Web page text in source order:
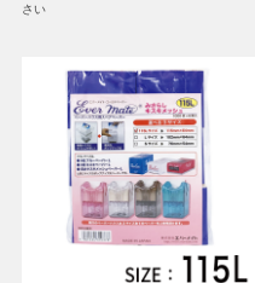
さい